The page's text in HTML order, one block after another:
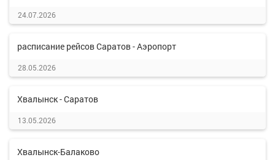
24.07.2026
расписание рейсов Саратов - Аэропорт
28.05.2026
Хвалынск - Саратов
13.05.2026
Хвалынск-Балаково